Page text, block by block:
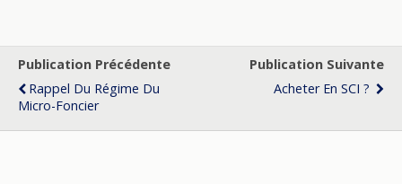
Publication Précédente
Rappel Du Régime Du
Micro-Foncier
Publication Suivante
Acheter En SCI ?